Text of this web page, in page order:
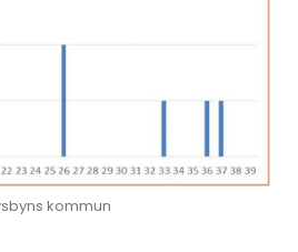
kommun